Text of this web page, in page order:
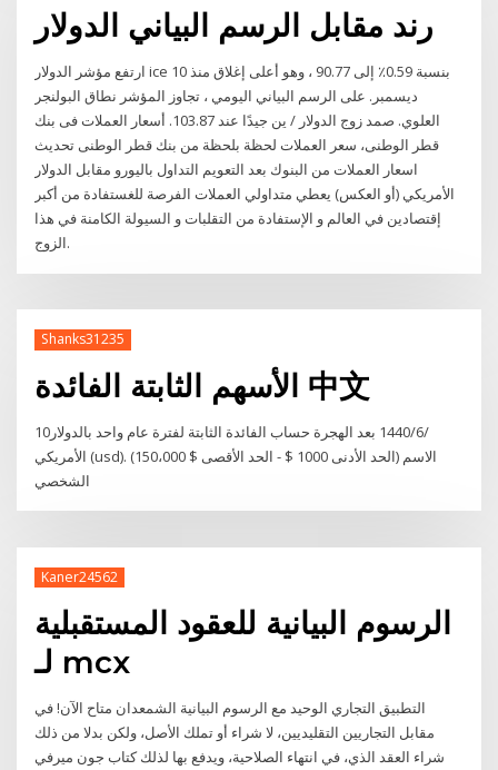
رند مقابل الرسم البياني الدولار
ارتفع مؤشر الدولار ice بنسبة 0.59٪ إلى 90.77 ، وهو أعلى إغلاق منذ 10
ديسمبر. على الرسم البياني اليومي ، تجاوز المؤشر نطاق البولنجر
العلوي. صمد زوج الدولار / ين جيدًا عند 103.87. أسعار العملات فى بنك
قطر الوطنى، سعر العملات لحظة بلحظة من بنك قطر الوطنى تحديث
اسعار العملات من البنوك بعد التعويم التداول باليورو مقابل الدولار
الأمريكي (أو العكس) يعطي متداولي العملات الفرصة للغستفادة من أكبر
إقتصادين في العالم و الإستفادة من التقلبات و السيولة الكامنة في هذا
الزوج.
Shanks31235
الأسهم الثابتة الفائدة 中文
10‏‏/6‏‏/1440 بعد الهجرة حساب الفائدة الثابتة لفترة عام واحد بالدولار
الأمريكي (usd). (الحد الأدنى 1000 $ - الحد الأقصى $ 150،000) الاسم
الشخصي
Kaner24562
الرسوم البيانية للعقود المستقبلية
لـ mcx
التطبيق التجاري الوحيد مع الرسوم البيانية الشمعدان متاح الآن! في
مقابل التجاريين التقليديين، لا شراء أو تملك الأصل، ولكن بدلا من ذلك
شراء العقد الذي، في انتهاء الصلاحية، ويدفع بها لذلك كتاب جون ميرفي